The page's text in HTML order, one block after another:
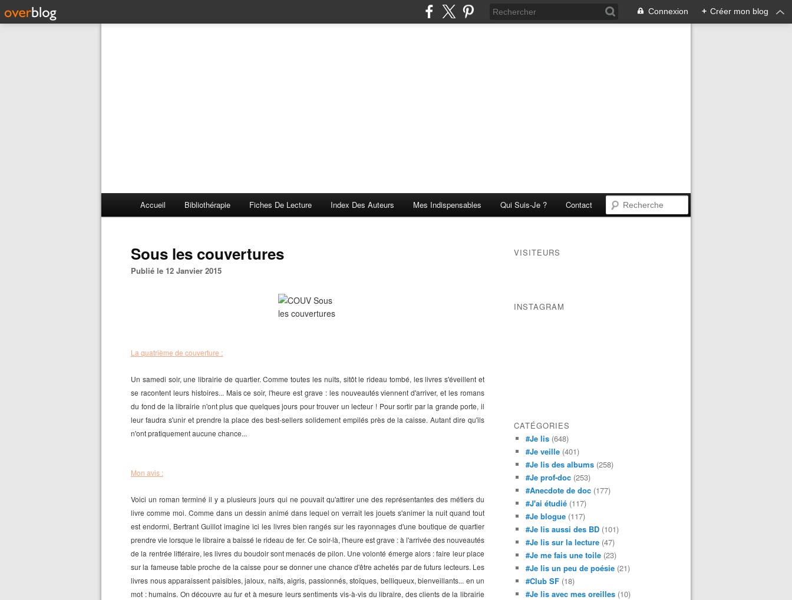
Connexion + Créer mon blog
Accueil Bibliothérapie Fiches De Lecture Index Des Auteurs Mes Indispensables Qui Suis-Je ? Contact
Sous les couvertures
Publié le 12 Janvier 2015
La quatrième de couverture :
Un samedi soir, une librairie de quartier. Comme toutes les nuits, sitôt le rideau tombé, les livres s'éveillent et
se racontent leurs histoires... Mais ce soir, l'heure est grave : les nouveautés viennent d'arriver, et les romans
du fond de la librairie n'ont plus que quelques jours pour trouver un lecteur ! Pour sortir par la grande porte, il
leur faudra s'unir et prendre la place des best-sellers solidement empilés près de la caisse. Autant dire qu'ils
n'ont pratiquement aucune chance...
Mon avis :
Voici un roman terminé il y a plusieurs jours qui ne pouvait qu'attirer une des représentantes des métiers du
livre comme moi. Comme dans un dessin animé dans lequel on verrait les jouets s'animer la nuit quand tout
est endormi, Bertrant Guillot imagine ici les livres bien rangés sur les rayonnages d'une boutique de quartier
prendre vie lorsque le libraire a baissé le rideau de fer. Ce soir-là, l'heure est grave : à l'arrivée des nouveautés
de la rentrée littéraire, les livres du boudoir sont menacés de pilon. Une volonté émerge alors : faire leur place
sur la fameuse table proche de la caisse pour se donner une chance d'être achetés par de futurs lecteurs. Les
livres nous apparaissent paisibles, jaloux, naïfs, aigris, passionnés, stoïques, belliqueux, bienveillants... en un
mot : humains. On découvre au fur et à mesure leurssentiments vis-à-vis du libraire, des clients de la librairie
VISITEURS
INSTAGRAM
CATÉGORIES
#Je lis (648)
#Je veille (401)
#Je lis des albums (258)
#Je prof-doc (253)
#Anecdote de doc (177)
#J'ai étudié (117)
#Je blogue (117)
#Je lis aussi des BD (101)
#Je lis sur la lecture (47)
#Je me fais une toile (23)
#Je lis un peu de poésie (21)
#Club SF (18)
#Je lis avec mes oreilles (10)